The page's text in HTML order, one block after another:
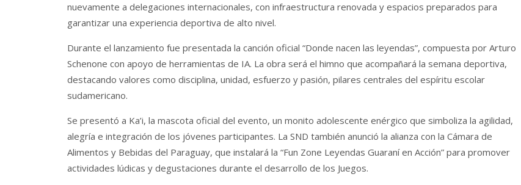
nuevamente a delegaciones internacionales, con infraestructura renovada y espacios preparados para
garantizar una experiencia deportiva de alto nivel.
Durante el lanzamiento fue presentada la canción oficial “Donde nacen las leyendas”, compuesta por Arturo
Schenone con apoyo de herramientas de IA. La obra será el himno que acompañará la semana deportiva,
destacando valores como disciplina, unidad, esfuerzo y pasión, pilares centrales del espíritu escolar
sudamericano.
Se presentó a Ka’i, la mascota oficial del evento, un monito adolescente enérgico que simboliza la agilidad,
alegría e integración de los jóvenes participantes. La SND también anunció la alianza con la Cámara de
Alimentos y Bebidas del Paraguay, que instalará la “Fun Zone Leyendas Guaraní en Acción” para promover
actividades lúdicas y degustaciones durante el desarrollo de los Juegos.